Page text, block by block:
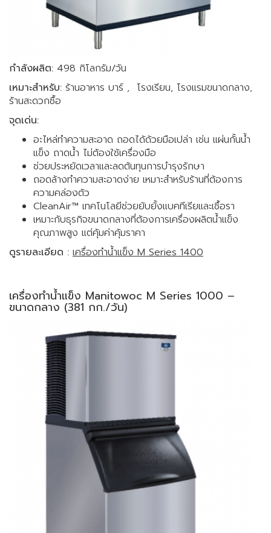
กำลังผลิต: 498 กิโลกรัม/วัน
เหมาะสำหรับ: ร้านอาหาร บาร์ , โรงเรียน, โรงแรมขนาดกลาง,
ร้านสะดวกซื้อ
จุดเด่น:
อะไหล่ทำความสะอาด ถอดได้ด้วยมือเปล่า เช่น แผ่นกั้นน้ำ
แข็ง ถาดน้ำ ไม่ต้องใช้เครื่องมือ
ช่วยประหยัดเวลาและลดต้นทุนการบำรุงรักษา
ถอดล้างทำความสะอาดง่าย เหมาะสำหรับร้านที่ต้องการ
ความคล่องตัว
CleanAir™ เทคโนโลยีช่วยยับยั้งแบคทีเรียและเชื้อรา
เหมาะกับธุรกิจขนาดกลางที่ต้องการเครื่องผลิตน้ำแข็ง
คุณภาพสูง แต่คุ้มค่าคุ้มราคา
ดูรายละเอียด : เครื่องทำน้ำแข็ง M Series 1400
เครื่องทำน้ำแข็ง Manitowoc M Series 1000 –
ขนาดกลาง (381 กก./วัน)